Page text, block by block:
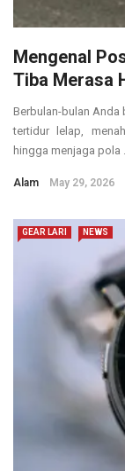
Mengenal
Tiba Merasa
Berbulan-bulan Anda
tertidur lelap,
hingga menjaga pola
Alam May 29, 2026
GEAR LARI NEWS